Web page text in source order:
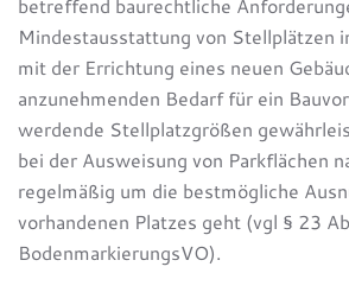
Mindestausstattung von Stellplätzen
mit der Errichtung eines neuen
anzunehmenden Bedarf für ein
werdende Stellplatzgrößen
bei der Ausweisung von Parkflächen
regelmäßig um die bestmögliche
vorhandenen Platzes geht (vgl § 23
BodenmarkierungsVO).